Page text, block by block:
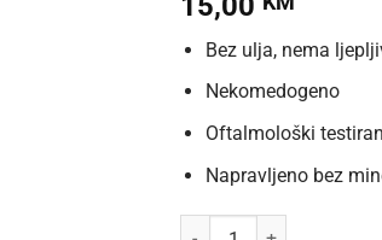
Bez ulja, nema
Nekomedogeno
Oftalmološki
Napravljeno bez
Neutrogena hidratantni